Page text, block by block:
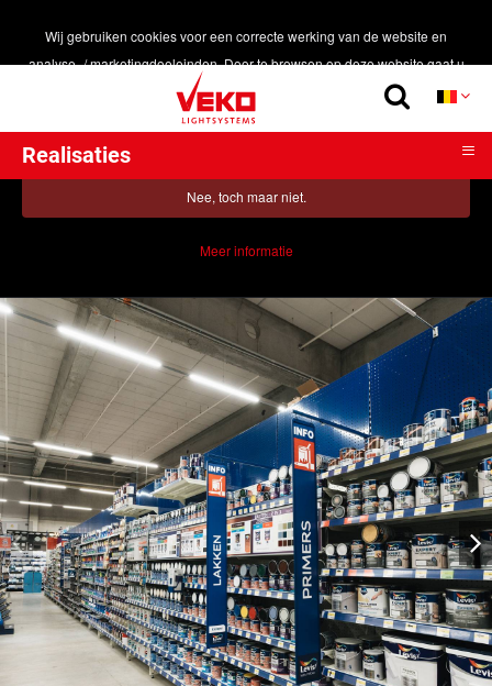
PRODUCTEN
SMART LIGHTING
CONTACT
Realisaties ≡
Hubo Ronse
Wij gebruiken cookies voor een correcte werking van de website en
analyse- / marketingdoeleinden. Door te browsen op deze website gaat u
akkoord met het gebruik van cookies.
Nee, toch maar niet.
Meer informatie